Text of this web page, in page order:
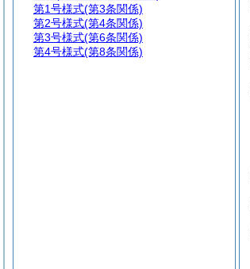
第1号様式(第3条関係)
第2号様式(第4条関係)
第3号様式(第6条関係)
第4号様式(第8条関係)